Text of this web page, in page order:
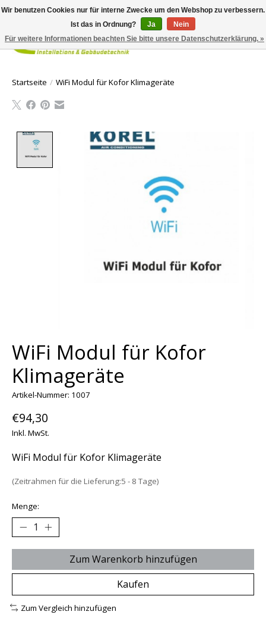
Ihr
Startseite / WiFi Modul für Kofor Klimageräte
Product image slideshow Items
WiFi Modul für Kofor
Klimageräte
Artikel-Nummer: 1007
€94,30
Inkl. MwSt.
WiFi Modul für Kofor Klimageräte
(Zeitrahmen für die Lieferung:5 - 8 Tage)
Menge:
Zum Warenkorb hinzufügen
Kaufen
Zum Vergleich hinzufügen
Wir benutzen Cookies nur für interne Zwecke um den Webshop zu verbessern.
Ist das in Ordnung?
Ja
Nein
Für weitere Informationen beachten Sie bitte unsere Datenschutzerklärung. »